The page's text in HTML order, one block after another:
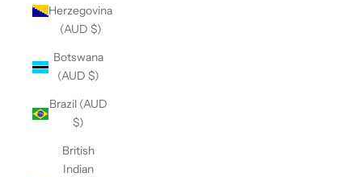
Herzegovina
(AUD $)
Botswana
(AUD $)
Brazil (AUD
$)
British
Indian